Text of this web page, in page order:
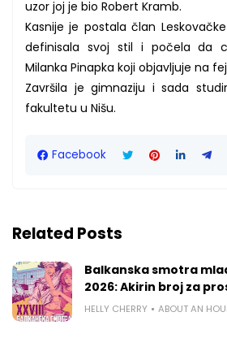
uzor joj je bio Robert Kramb.
Kasnije je postala član
definisala svoj stil i počela da
Milanka Pinapka koji objavljuje na
Završila je gimnaziju i sada
fakultetu u Nišu.
Facebook
Related Posts
Balkanska smotra
2026: Akirin broj za
HELLY CHERRY ABOUT AN